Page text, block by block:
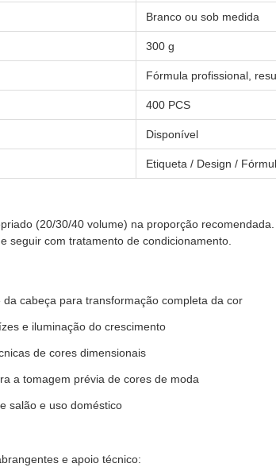
Branco ou sob medida
300 g
Fórmula profissional,
400 PCS
Disponível
Etiqueta / Design /
(20/30/40 volume) na proporção
seguir com tratamento de condicionamento.
cabeça para transformação completa da cor
e iluminação do crescimento
de cores dimensionais
a tomagem prévia de cores de moda
salão e uso doméstico
e apoio técnico: